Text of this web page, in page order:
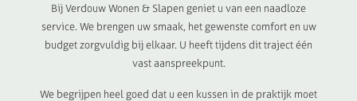
Bij Verdouw Wonen & Slapen geniet u van een naadloze
service. We brengen uw smaak, het gewenste comfort en uw
budget zorgvuldig bij elkaar. U heeft tijdens dit traject één
vast aanspreekpunt.
We begrijpen heel goed dat u een kussen in de praktijk moet